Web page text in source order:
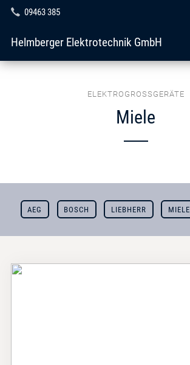
09463 385
Helmberger Elektrotechnik GmbH
ELEKTROGROSSGERÄTE
Miele
AEG BOSCH LIEBHERR MIELE